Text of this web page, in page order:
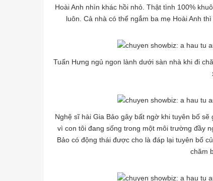
Hoài Anh nhìn khác hồi nhỏ. Thật tình 100%
luôn. Cả nhà có thể ngắm ba mẹ Hoài Anh
Tuấn Hưng ngủ ngon lành dưới sàn nhà khi đi
Nghệ sĩ hài Gia Bảo gây bất ngờ khi tuyên bố
vì con tôi đang sống trong một môi trường đầy
Bảo có động thái được cho là đáp lại tuyên bố
chăm